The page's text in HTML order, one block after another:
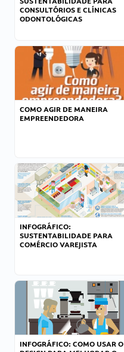
CONSULTÓRIOS E CLÍNICAS
ODONTOLÓGICAS
COMO AGIR DE MANEIRA
EMPREENDEDORA
INFOGRÁFICO:
SUSTENTABILIDADE PARA
COMÉRCIO VAREJISTA
INFOGRÁFICO: COMO USAR O